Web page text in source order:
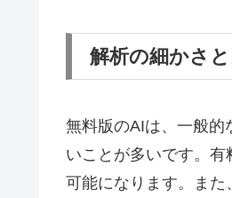
解析の細かさ
無料版のAIは、一般的
いことが多いです。
可能になります。ま